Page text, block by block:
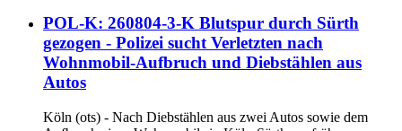
POL-K: 260804-3-K Blutspur durch Sürth
gezogen - Polizei sucht Verletzten nach
Wohnmobil-Aufbruch und Diebstählen aus
Autos
Köln (ots) - Nach Diebstählen aus zwei Autos sowie dem